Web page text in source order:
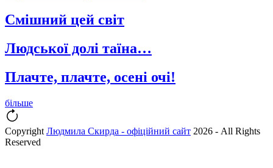
Смішний цей світ
Людської долі таїна…
Плачте, плачте, осені очі!
більше
Copyright Людмила Скирда - офіційний сайт 2026 - All Rights
Reserved